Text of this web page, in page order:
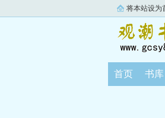
将本站设为
首页 书库